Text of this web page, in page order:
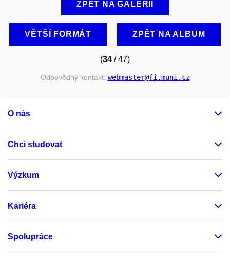
ZPĚT NA GALERII
VĚTŠÍ FORMÁT ZPĚT NA ALBUM
(34 / 47)
Odpovědný kontakt: webmaster@fi.muni.cz
O nás
Chci studovat
Výzkum
Kariéra
Spolupráce